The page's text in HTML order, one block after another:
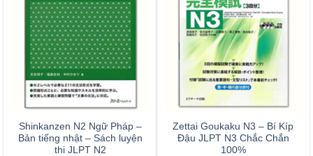
Shinkanzen N2 Ngữ Pháp –
Bản tiếng nhật – Sách luyện
thi JLPT N2
Zettai Goukaku N3 – Bí Kíp
Đậu JLPT N3 Chắc Chắn
100%